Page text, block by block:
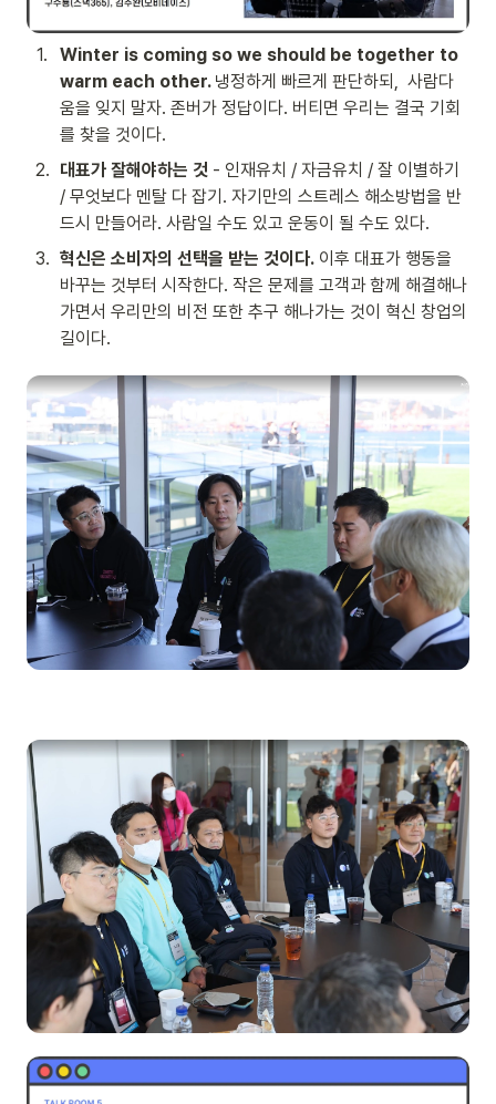
1.
Winter is coming so we should be together to
warm each other. 냉정하게 빠르게 판단하되,  사람다
움을 잊지 말자. 존버가 정답이다. 버티면 우리는 결국 기회
를 찾을 것이다.
2. 대표가 잘해야하는 것 - 인재유치 / 자금유치 / 잘 이별하기
/ 무엇보다 멘탈 다 잡기. 자기만의 스트레스 해소방법을 반
드시 만들어라. 사람일 수도 있고 운동이 될 수도 있다.
3. 혁신은 소비자의 선택을 받는 것이다. 이후 대표가 행동을
바꾸는 것부터 시작한다. 작은 문제를 고객과 함께 해결해나
가면서 우리만의 비전 또한 추구 해나가는 것이 혁신 창업의
길이다.